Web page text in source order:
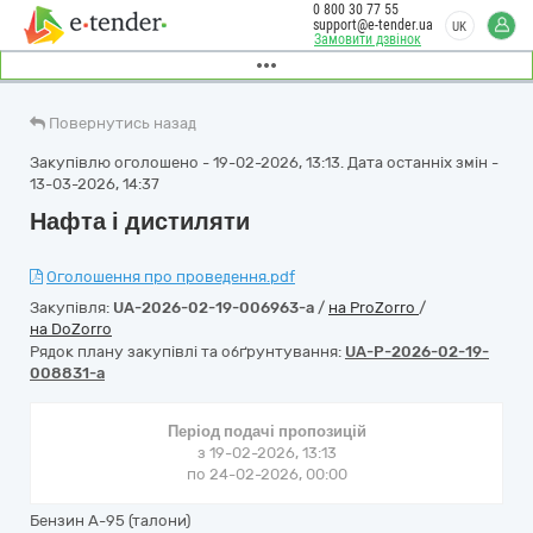
Замовити дзвінок
0 800 30 77 55
support@e-tender.ua
UK
Повернутись назад
Закупівлю оголошено - 19-02-2026, 13:13. Дата останніх змін -
13-03-2026, 14:37
Нафта і дистиляти
Оголошення про проведення.pdf
Закупівля: UA-2026-02-19-006963-a / на ProZorro /
на DoZorro
Рядок плану закупівлі та обґрунтування: UA-P-2026-02-19-
008831-a
Період подачі пропозицій
з 19-02-2026, 13:13
по 24-02-2026, 00:00
Бензин А-95 (талони)